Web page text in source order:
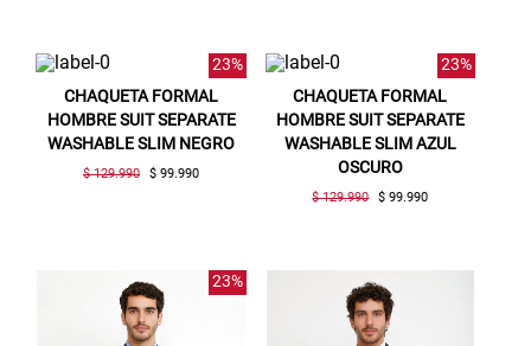
23%
CHAQUETA FORMAL
HOMBRE SUIT SEPARATE
WASHABLE SLIM NEGRO
$ 129.990 $ 99.990
23%
CHAQUETA FORMAL
HOMBRE SUIT SEPARATE
WASHABLE SLIM AZUL
OSCURO
$ 129.990 $ 99.990
23%